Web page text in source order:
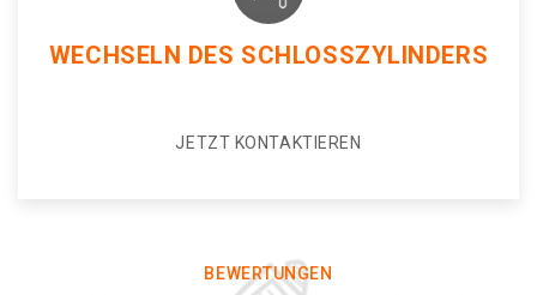
WECHSELN DES SCHLOSSZYLINDERS
JETZT KONTAKTIEREN
BEWERTUNGEN